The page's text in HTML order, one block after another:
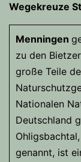
Wegekreuze
Menningen
zu den
große Teile
Nationalen
Deutschland
genannt, ist